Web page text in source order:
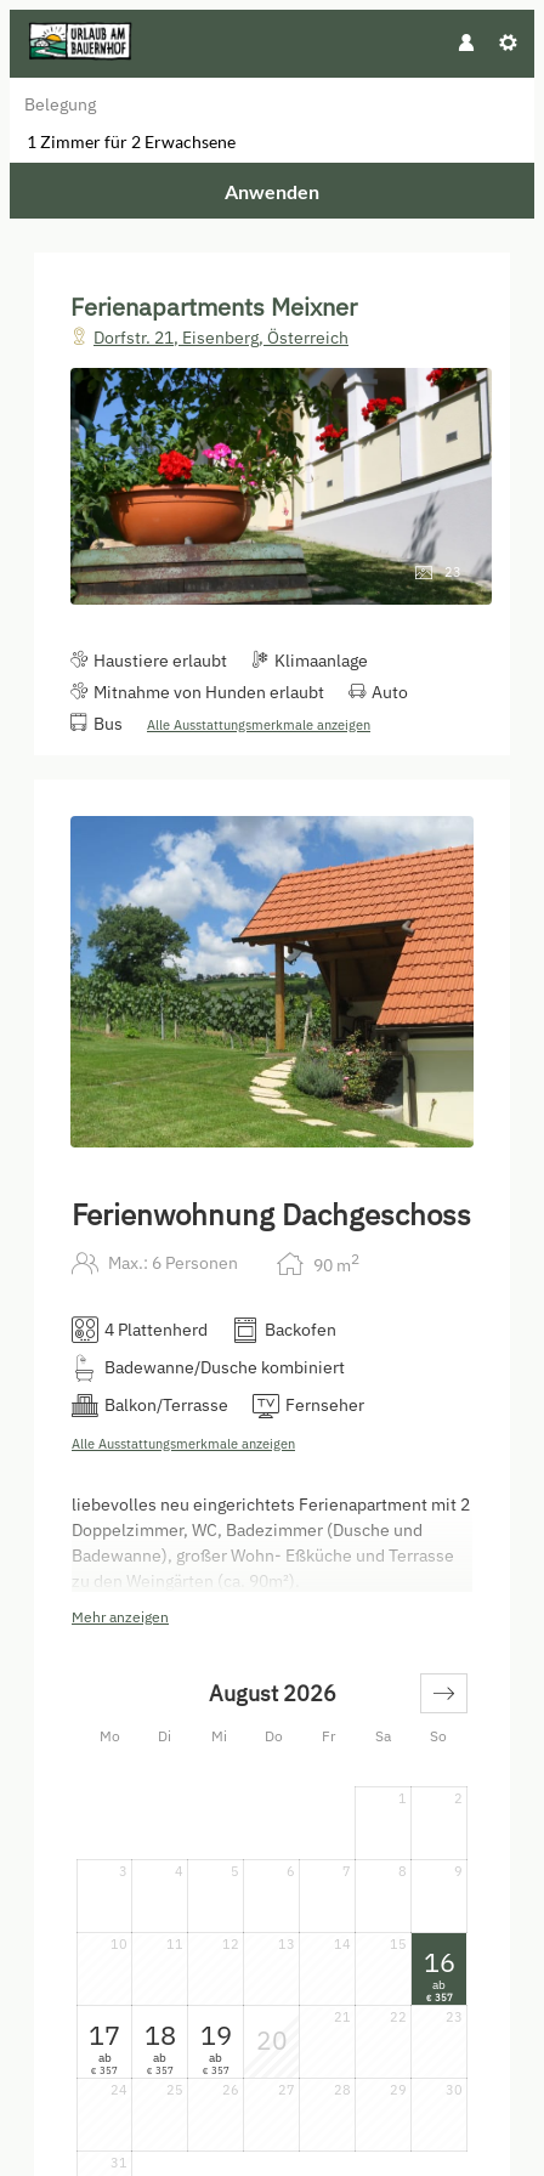
Belegung
1 Zimmerfür 2 Erwachsene
Anwenden
Ferienapartments Meixner
Dorfstr. 21, Eisenberg, Österreich
23
Haustiere erlaubt
Klimaanlage
Mitnahme von Hunden erlaubt
Auto
Bus
Alle Ausstattungsmerkmale anzeigen
Ferienwohnung Dachgeschoss
Max.: 6 Personen 90 m2
4 Plattenherd
Backofen
Badewanne/Dusche kombiniert
Balkon/Terrasse
Fernseher
Alle Ausstattungsmerkmale anzeigen
liebevolles neu eingerichtets Ferienapartment mit 2
Doppelzimmer, WC, Badezimmer (Dusche und
Badewanne), großer Wohn- Eßküche und Terrasse
zu den Weingärten (ca. 90m²).
Gratis W-LAN
Mehr anzeigen
Mo Di Mi Do Fr Sa So
August 2026
1 2
3 4 5 6 7 8 9
10 11 12 13 14 15
16
ab
€ 357
17
ab
€ 357
18
ab
€ 357
19
ab
€ 357
20
21 22 23
24 25 26 27 28 29 30
31